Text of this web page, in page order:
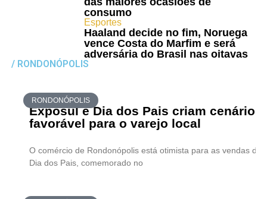
consumo
Esportes
Haaland decide no fim, Noruega
vence Costa do Marfim e será
adversária do Brasil nas oitavas
/ RONDONÓPOLIS
RONDONÓPOLIS
Exposul e Dia dos Pais criam cenário
favorável para o varejo local
O comércio de Rondonópolis está otimista para as vendas do
Dia dos Pais, comemorado no